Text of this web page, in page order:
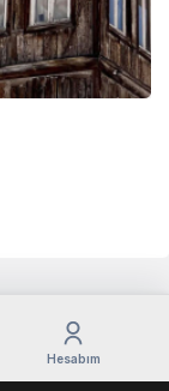
Hesabım